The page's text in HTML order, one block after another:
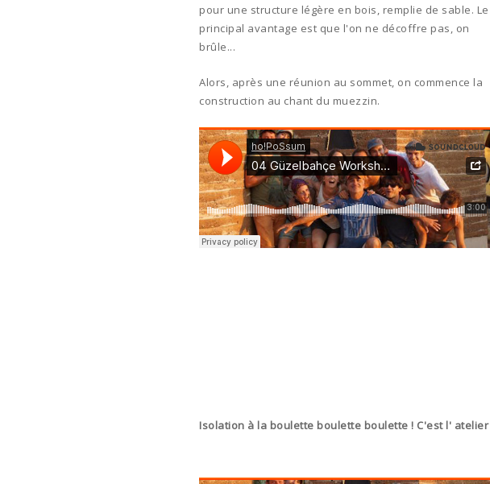
pour une structure légère en bois, remplie de sable. Le
principal avantage est que l'on ne décoffre pas, on
brûle...
Alors, après une réunion au sommet, on commence la
construction au chant du muezzin.
Isolation à la boulette boulette boulette ! C'est l' atelier